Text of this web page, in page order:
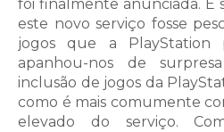
foi finalmente anunciada. E
este novo serviço fosse
jogos que a PlayStation
apanhou-nos de
inclusão de jogos da
como é mais comumente
elevado do serviço.